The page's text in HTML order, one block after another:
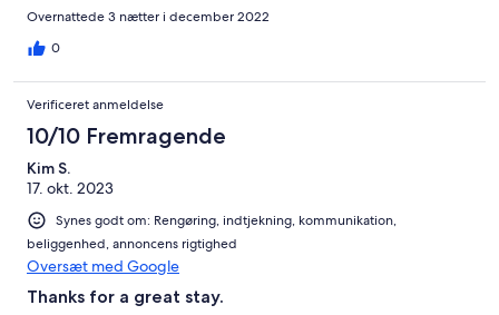
Overnattede 3 nætter i december 2022
0
Verificeret anmeldelse
10/10 Fremragende
Kim S.
17. okt. 2023
Synes godt om: Rengøring, indtjekning, kommunikation,
beliggenhed, annoncens rigtighed
Oversæt med Google
Thanks for a great stay.